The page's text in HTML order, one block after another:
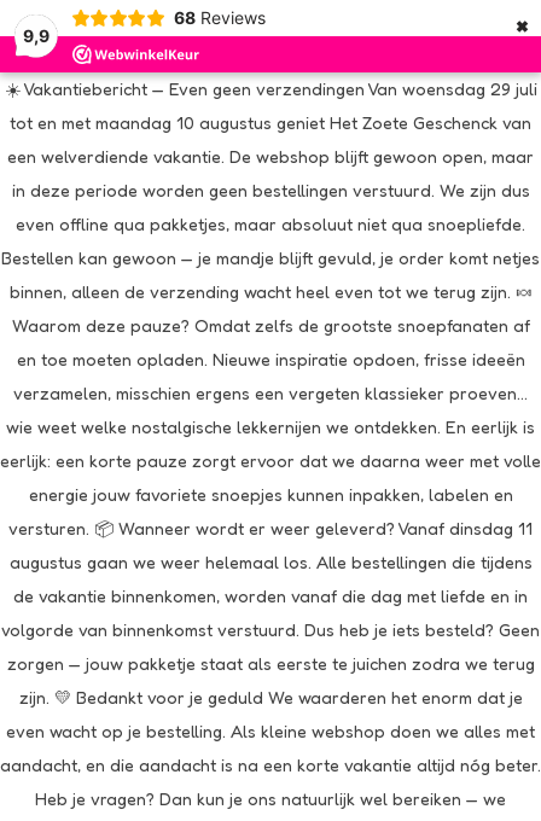
9,9
68 Reviews ×
☀️ Vakantiebericht — Even geen verzendingen Van woensdag 29 juli
tot en met maandag 10 augustus geniet Het Zoete Geschenck van
een welverdiende vakantie. De webshop blijft gewoon open, maar
in deze periode worden geen bestellingen verstuurd. We zijn dus
even offline qua pakketjes, maar absoluut niet qua snoepliefde.
Bestellen kan gewoon — je mandje blijft gevuld, je order komt netjes
binnen, alleen de verzending wacht heel even tot we terug zijn. 🍬
Waarom deze pauze? Omdat zelfs de grootste snoepfanaten af
en toe moeten opladen. Nieuwe inspiratie opdoen, frisse ideeën
verzamelen, misschien ergens een vergeten klassieker proeven…
wie weet welke nostalgische lekkernijen we ontdekken. En eerlijk is
eerlijk: een korte pauze zorgt ervoor dat we daarna weer met volle
energie jouw favoriete snoepjes kunnen inpakken, labelen en
versturen. 📦 Wanneer wordt er weer geleverd? Vanaf dinsdag 11
augustus gaan we weer helemaal los. Alle bestellingen die tijdens
de vakantie binnenkomen, worden vanaf die dag met liefde en in
volgorde van binnenkomst verstuurd. Dus heb je iets besteld? Geen
zorgen — jouw pakketje staat als eerste te juichen zodra we terug
zijn. 💛 Bedankt voor je geduld We waarderen het enorm dat je
even wacht op je bestelling. Als kleine webshop doen we alles met
aandacht, en die aandacht is na een korte vakantie altijd nóg beter.
Heb je vragen? Dan kun je ons natuurlijk wel bereiken — we